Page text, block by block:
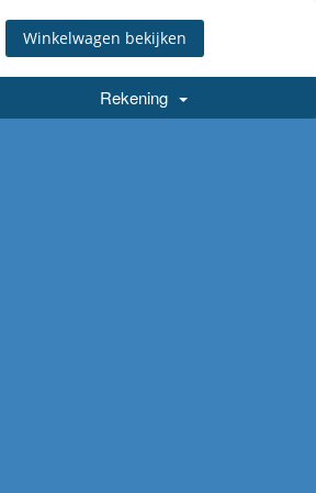
Winkelwagen bekijken
Rekening